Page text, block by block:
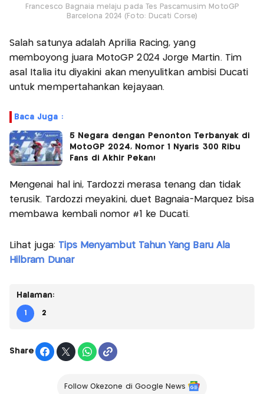
Francesco Bagnaia melaju pada Tes Pascamusim MotoGP
Barcelona 2024 (Foto: Ducati Corse)
Salah satunya adalah Aprilia Racing, yang
memboyong juara MotoGP 2024 Jorge Martin. Tim
asal Italia itu diyakini akan menyulitkan ambisi Ducati
untuk mempertahankan kejayaan.
Baca Juga :
5 Negara dengan Penonton Terbanyak di
MotoGP 2024, Nomor 1 Nyaris 300 Ribu
Fans di Akhir Pekan!
Mengenai hal ini, Tardozzi merasa tenang dan tidak
terusik. Tardozzi meyakini, duet Bagnaia-Marquez bisa
membawa kembali nomor #1 ke Ducati.
Lihat juga: Tips Menyambut Tahun Yang Baru Ala
Hilbram Dunar
Halaman:
1 2
Share
Follow Okezone di Google News